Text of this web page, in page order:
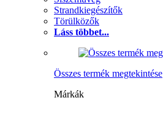
Strandkiegészítők
Törülközők
Láss többet...
Összes termék megtekintése
Márkák